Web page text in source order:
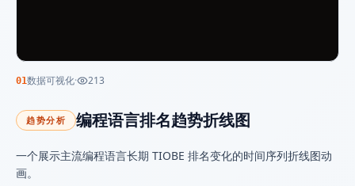
01数据可视化· 213
趋势分析 编程语言排名趋势折线图
一个展示主流编程语言长期 TIOBE 排名变化的时间序列折线图动
画。